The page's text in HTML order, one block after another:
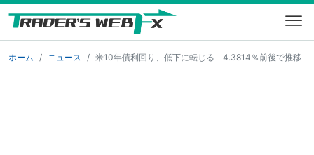
ホーム ニュース 米10年債利回り、低下に転じる 4.3814％前後で推移